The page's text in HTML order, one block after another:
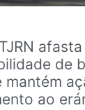
afasta
de
mantém
ao